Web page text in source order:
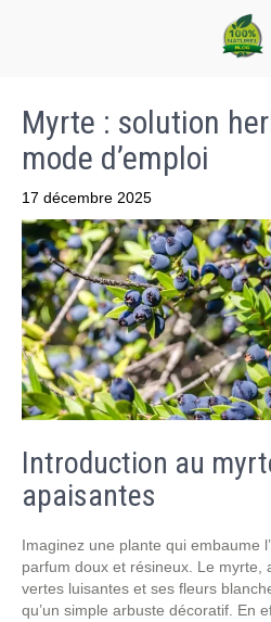
Myrte : solution
mode d’emploi
17 décembre 2025
Introduction au
apaisantes
Imaginez une plante qui embaume
parfum doux et résineux. Le myrte,
vertes luisantes et ses fleurs
qu’un simple arbuste décoratif. En